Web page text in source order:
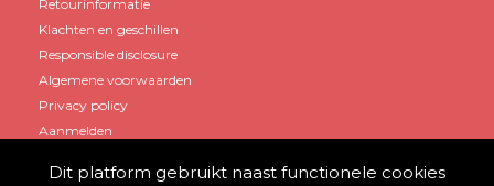
Retourinformatie
Klachten en geschillen
Responsible disclosure
Algemene voorwaarden
Privacy policy
Aanmelden
Dit platform gebruikt naast functionele cookies